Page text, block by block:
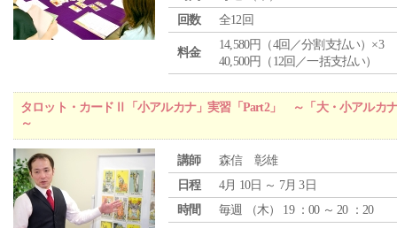
回数
全12回
料金
14,580円（4回／分割支払い）×3
40,500円（12回／一括支払い）
タロット・カードⅡ「小アルカナ」実習「Part2」 ～「大・小アルカ
～
講師
森信 彰雄
日程
4月 10日 ～ 7月 3日
時間
毎週 （木） 19 ：00 ～ 20 ：20